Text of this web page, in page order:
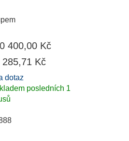
400,00 Kč
285,71 Kč
dotaz
posledních 1